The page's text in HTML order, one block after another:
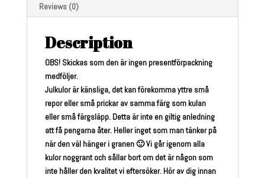
Reviews (0)
Description
OBS! Skickas som den är ingen presentförpackning
medföljer.
Julkulor är känsliga, det kan förekomma yttre små
repor eller små prickar av samma färg som kulan
eller små färgsläpp. Detta är inte en giltig anledning
att få pengarna åter. Heller inget som man tänker på
när den väl hänger i granen 🙂 Vi går igenom alla
kulor noggrant och sållar bort om det är någon som
inte håller den kvalitet vi eftersöker. Hör av dig innan